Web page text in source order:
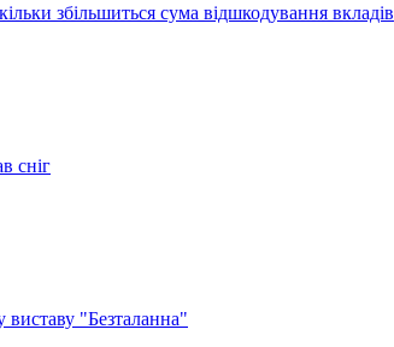
збільшиться сума відшкодування вкладів
сніг
"Безталанна"